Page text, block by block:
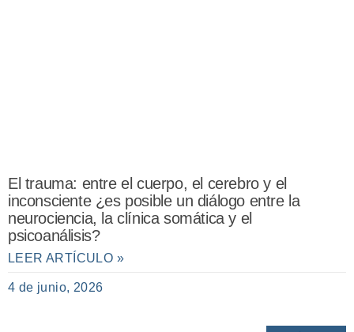
El trauma: entre el cuerpo, el cerebro y el
inconsciente ¿es posible un diálogo entre la
neurociencia, la clínica somática y el
psicoanálisis?
LEER ARTÍCULO »
4 de junio, 2026